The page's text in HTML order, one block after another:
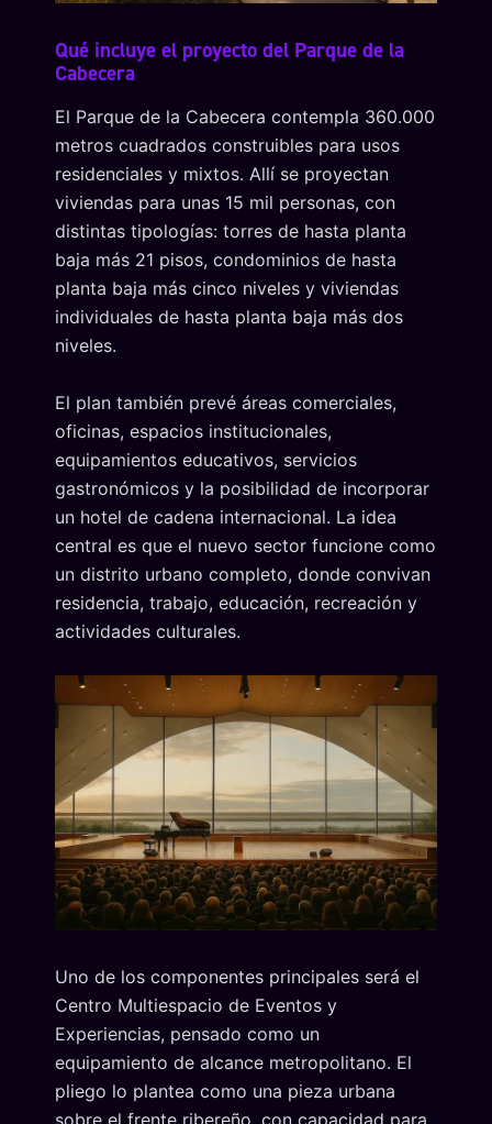
Qué incluye el proyecto del Parque de la
Cabecera
El Parque de la Cabecera contempla 360.000
metros cuadrados construibles para usos
residenciales y mixtos. Allí se proyectan
viviendas para unas 15 mil personas, con
distintas tipologías: torres de hasta planta
baja más 21 pisos, condominios de hasta
planta baja más cinco niveles y viviendas
individuales de hasta planta baja más dos
niveles.
El plan también prevé áreas comerciales,
oficinas, espacios institucionales,
equipamientos educativos, servicios
gastronómicos y la posibilidad de incorporar
un hotel de cadena internacional. La idea
central es que el nuevo sector funcione como
un distrito urbano completo, donde convivan
residencia, trabajo, educación, recreación y
actividades culturales.
Uno de los componentes principales será el
Centro Multiespacio de Eventos y
Experiencias, pensado como un
equipamiento de alcance metropolitano. El
pliego lo plantea como una pieza urbana
sobre el frente ribereño, con capacidad para